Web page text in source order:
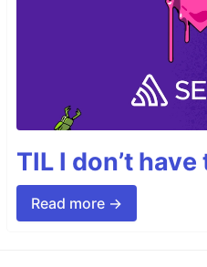
TIL I don’t
Read more →